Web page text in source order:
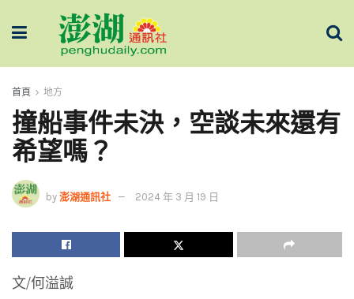
首頁 地方
撞船事件未決，空談未來還有
希望嗎？
by 澎湖通訊社 2024 年 3 月 19 日
文/何溢誠